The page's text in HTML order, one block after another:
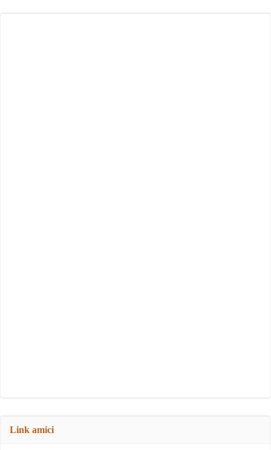
Link amici